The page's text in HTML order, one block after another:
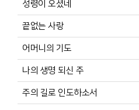
성령이 오셨네
끝없는 사랑
어머니의 기도
나의 생명 되신 주
주의 길로 인도하소서